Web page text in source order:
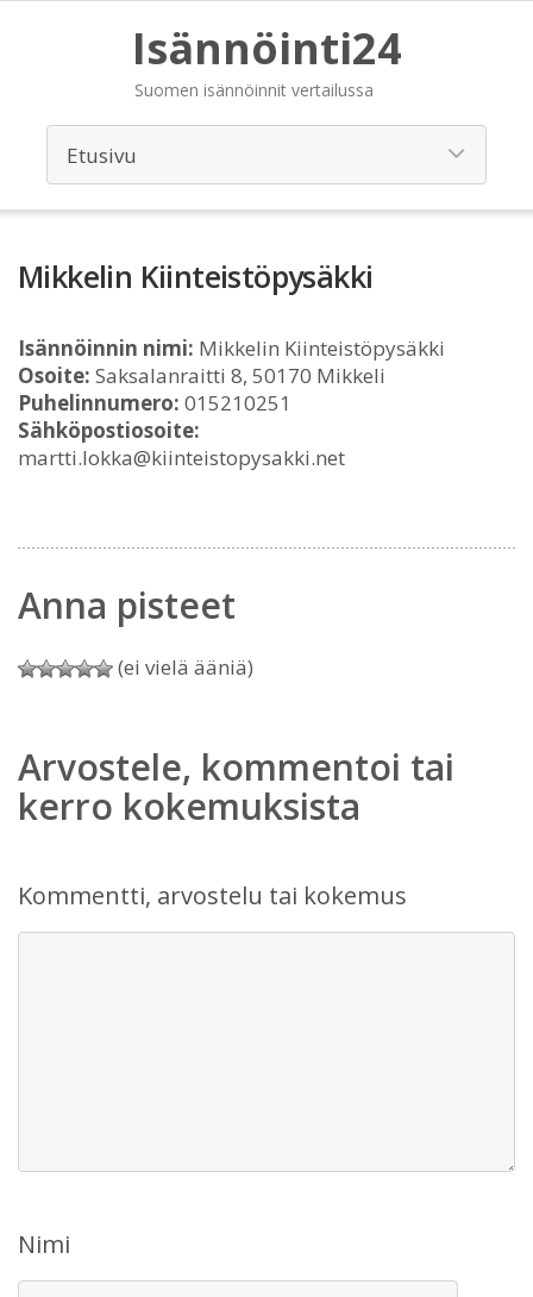
Isännöinti24
Suomen isännöinnit vertailussa
Mikkelin Kiinteistöpysäkki
Isännöinnin nimi: Mikkelin Kiinteistöpysäkki
Osoite: Saksalanraitti 8, 50170 Mikkeli
Puhelinnumero: 015210251
Sähköpostiosoite:
martti.lokka@kiinteistopysakki.net
Anna pisteet
(ei vielä ääniä)
Arvostele, kommentoi tai
kerro kokemuksista
Kommentti, arvostelu tai kokemus
Nimi